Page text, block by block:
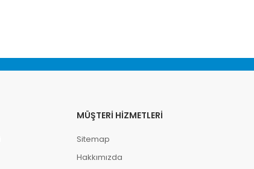
MÜŞTERI HIZMETLERI
Sitemap
Hakkımızda